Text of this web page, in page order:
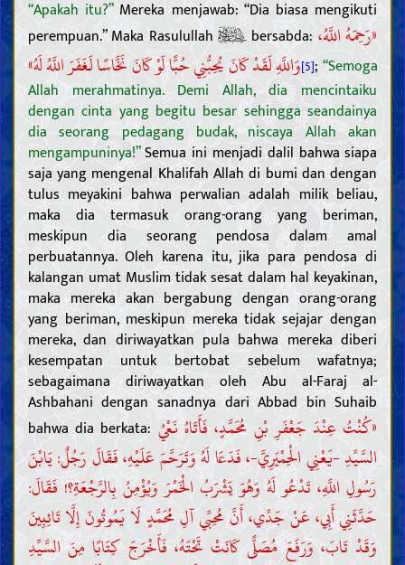
“Apakah itu?”Mereka menjawab: “Dia biasa mengikuti
perempuan.” Maka Rasulullah
bersabda: «رَحِمَهُ اللَّهُ،
وَاللَّهِ لَقَدْ كَانَ يُحِبُّنِي حُبًّا لَوْ كَانَ نَخَّاسًا لَغَفَرَ اللَّهُ لَهُ»[5]; “Semoga
Allah merahmatinya. Demi Allah, dia mencintaiku
dengan cinta yang begitu besar sehingga seandainya
dia seorang pedagang budak, niscaya Allah akan
mengampuninya!”Semua ini menjadi dalil bahwa siapa
saja yang mengenal Khalifah Allah di bumi dan dengan
tulus meyakini bahwa perwalian adalah milik beliau,
maka dia termasuk orang-orang yang beriman,
meskipun dia seorang pendosa dalam amal
perbuatannya. Oleh karena itu, jika para pendosa di
kalangan umat Muslim tidak sesat dalam hal keyakinan,
maka mereka akan bergabung dengan orang-orang
yang beriman, meskipun mereka tidak sejajar dengan
mereka, dan diriwayatkan pula bahwa mereka diberi
kesempatan untuk bertobat sebelum wafatnya;
sebagaimana diriwayatkan oleh Abu al-Faraj al-
Ashbahani dengan sanadnya dari Abbad bin Suhaib
bahwa dia berkata: «كُنْتُ عِنْدَ جَعْفَرِ بْنِ مُحَمَّدٍ، فَأَتَاهُ نَعْيُ
السَّيِّدِ -يَعْنِي الْحِمْيَرِيَّ-، فَدَعَا لَهُ وَتَرَحَّمَ عَلَيْهِ، فَقَالَ رَجُلٌ: يَابْنَ
رَسُولِ اللَّهِ، تَدْعُو لَهُ وَهُوَ يَشْرَبُ الْخَمْرَ وَيُؤْمِنُ بِالرَّجْعَةِ؟! فَقَالَ:
حَدَّثَنِي أَبِي، عَنْ جَدِّي، أَنَّ مُحِبِّي آلِ مُحَمَّدٍ لَا يَمُوتُونَ إِلَّا تَائِبِينَ
وَقَدْ تَابَ، وَرَفَعَ مُصَلًّى كَانَتْ تَحْتَهُ، فَأَخْرَجَ كِتَابًا مِنَ السَّيِّدِ